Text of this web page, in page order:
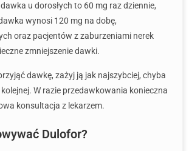
u dorosłych to 60 mg raz dziennie,
wynosi 120 mg na dobę,
oraz pacjentów z zaburzeniami nerek
zmniejszenie dawki.
dawkę, zażyj ją jak najszybciej, chyba
W razie przedawkowania konieczna
konsultacja z lekarzem.
Dulofor?